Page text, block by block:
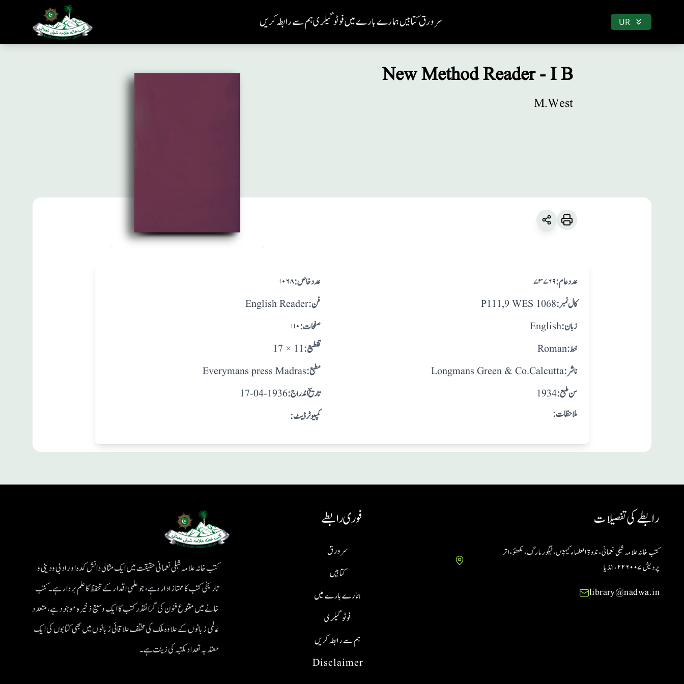
ہم سے رابطہ کریںفوٹو گیلریہمارے بارے میںکتابیںسر ورق UR
New Method Reader - I B
M.West
۱۰۶۸ :عدد خاص
English Reader :فن
۱۱۰ :صفحات
17 × 11 :تقطيع
Everymans press Madras :مطبع
17-04-1936 : تاريخ اندراج
:کمپیوٹر ڈیٹ
۷۳۷۶۹ :عدد عام
P111,9 WES 1068 :کال نمبر
English :زبان
Roman :خط
Longmans Green & Co.Calcutta :ناشر
1934 : سن طبع
:ملاحظات
کتب خانہ علامہ شبلی نعمانی حقیقت میں ایک مثالی دانش کدہ اور ادبی ودینی و
تاریخی کتب کا ممتاز ادارہ ہے، جو علمی اقدار کے تحفظ کا علم بردار ہے۔کتب
خانے میں متنوع فنون کی گرانقدر کتب کا ایک وسیع ذخیرہ موجود ہے، متعدد
عالمی زبانوں کے علاوہ ملک کی مختلف علاقائی زبانوں میں بھی کتابوں کی ایک
معتد بہ تعداد مکتبہ کی زینت ہے۔
فوری رابطے
Disclaimer
ہم سے رابطہ کریں
فوٹو گیلری
ہمارے بارے میں
کتابیں
سر ورق
رابطے کی تفصیلات
کتب خانہ علامہ شبلی نعمانی، ندوۃ العلماء کیمپس، ٹیگور مارگ، لکھنؤ، اتر
پردیش ۲۲۶۰۰۷ ،انڈیا
library@nadwa.in